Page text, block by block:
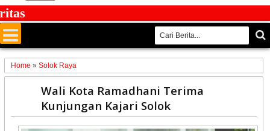
Home » Solok Raya
Wali Kota Ramadhani Terima
Kunjungan Kajari Solok